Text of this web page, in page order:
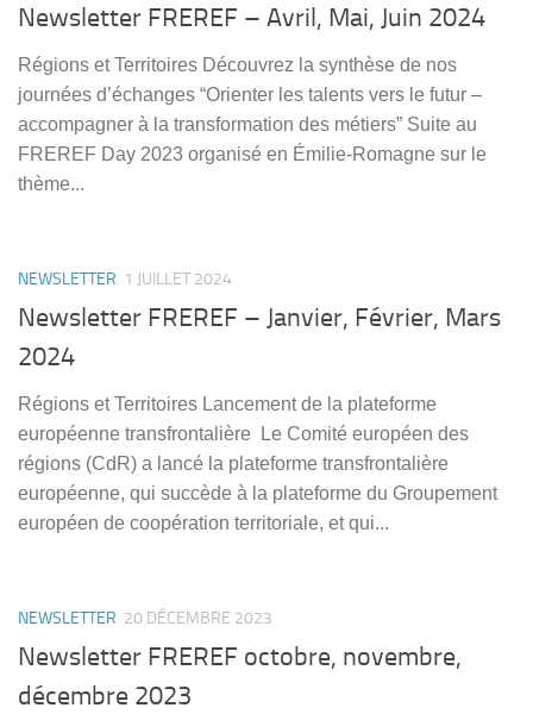
Newsletter FREREF – Avril, Mai, Juin 2024
Régions et Territoires Découvrez la synthèse de nos
journées d’échanges “Orienter les talents vers le futur –
accompagner à la transformation des métiers” Suite au
FREREF Day 2023 organisé en Émilie-Romagne sur le
thème...
NEWSLETTER 1 JUILLET 2024
Newsletter FREREF – Janvier, Février, Mars
2024
Régions et Territoires Lancement de la plateforme
européenne transfrontalière Le Comité européen des
régions (CdR) a lancé la plateforme transfrontalière
européenne, qui succède à la plateforme du Groupement
européen de coopération territoriale, et qui...
NEWSLETTER 20 DÉCEMBRE 2023
Newsletter FREREF octobre, novembre,
décembre 2023